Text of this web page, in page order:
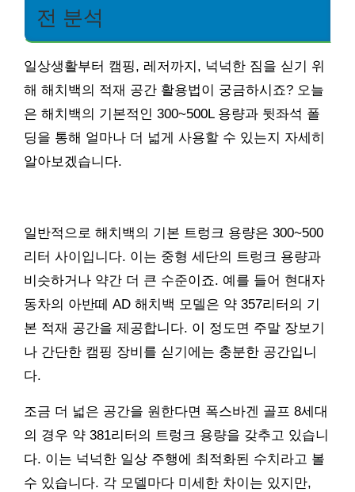
전 분석
일상생활부터 캠핑, 레저까지, 넉넉한 짐을 싣기 위
해 해치백의 적재 공간 활용법이 궁금하시죠? 오늘
은 해치백의 기본적인 300~500L 용량과 뒷좌석 폴
딩을 통해 얼마나 더 넓게 사용할 수 있는지 자세히
알아보겠습니다.
일반적으로 해치백의 기본 트렁크 용량은 300~500
리터 사이입니다. 이는 중형 세단의 트렁크 용량과
비슷하거나 약간 더 큰 수준이죠. 예를 들어 현대자
동차의 아반떼 AD 해치백 모델은 약 357리터의 기
본 적재 공간을 제공합니다. 이 정도면 주말 장보기
나 간단한 캠핑 장비를 싣기에는 충분한 공간입니
다.
조금 더 넓은 공간을 원한다면 폭스바겐 골프 8세대
의 경우 약 381리터의 트렁크 용량을 갖추고 있습니
다. 이는 넉넉한 일상 주행에 최적화된 수치라고 볼
수 있습니다. 각 모델마다 미세한 차이는 있지만,